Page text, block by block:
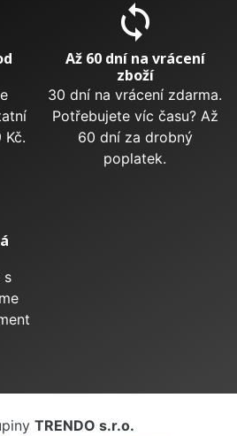
sync
Až 60 dní na vrácení
zboží
30 dní na vrácení zdarma.
Potřebujete víc času? Až
60 dní za drobný
poplatek.
s
TRENDO s.r.o.